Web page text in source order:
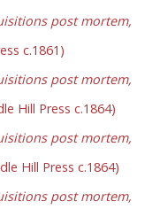
post mortem,
c.1861)
post mortem,
Hill Press c.1864)
post mortem,
Hill Press c.1864)
post mortem,